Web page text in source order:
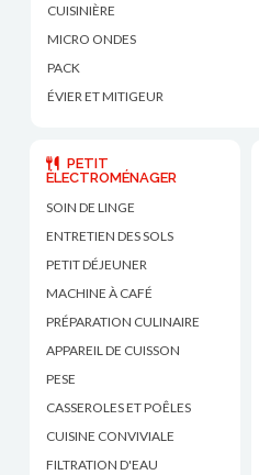
CUISINIÈRE
MICRO ONDES
PACK
ÉVIER ET MITIGEUR
PETIT
ÉLECTROMÉNAGER
SOIN DE LINGE
ENTRETIEN DES SOLS
PETIT DÉJEUNER
MACHINE À CAFÉ
PRÉPARATION CULINAIRE
APPAREIL DE CUISSON
PESE
CASSEROLES ET POÊLES
CUISINE CONVIVIALE
FILTRATION D'EAU